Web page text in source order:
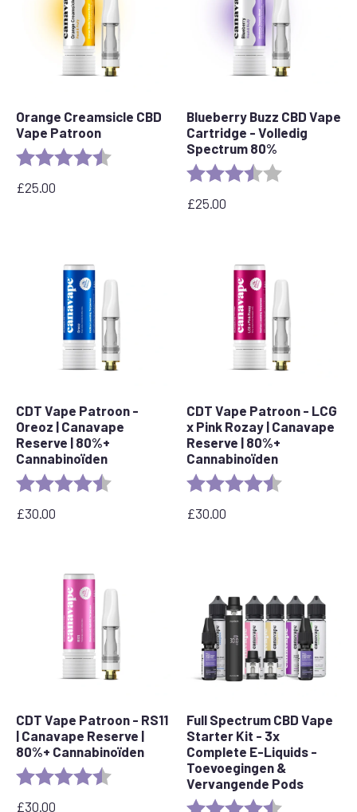
Orange Creamsicle CBD
Vape Patroon
Beoordeling: 4.2 out of 5 stars
£25.00
Blueberry Buzz CBD Vape
Cartridge - Volledig
Spectrum 80%
Beoordeling:
£25.00
CDT Vape Patroon -
Oreoz | Canavape
Reserve | 80%+
Cannabinoïden
Beoordeling: 4.4 out of 5 stars
£30.00
CDT Vape Patroon - LCG
x Pink Rozay | Canavape
Reserve | 80%+
Cannabinoïden
Beoordeling:
£30.00
CDT Vape Patroon - RS11
| Canavape Reserve |
80%+ Cannabinoïden
Beoordeling: 4.7 van 5 sterren
£30.00
Full Spectrum CBD Vape
Starter Kit - 3x
Complete E-Liquids -
Toevoegingen &
Vervangende Pods
Beoordeling: